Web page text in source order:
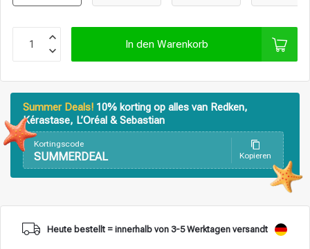
Stylingprodukte Haarfärbung
In den Warenkorb
Summer Deals! 10% korting op alles van Redken,
Kérastase, L’Oréal & Sebastian
Kortingscode
SUMMERDEAL Kopieren
Heute bestellt = innerhalb von 3-5 Werktagen versandt